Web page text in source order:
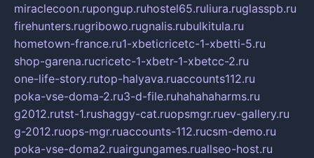
miraclecoon.rupongup.ruhostel65.ruliura.ruglasspb.ru
firehunters.rugribowo.rugnalis.rubulkitula.ru
hometown-france.ru1-xbeticricetc-1-xbetti-5.ru
shop-garena.rucricetc-1-xbetr-1-xbetcc-2.ru
one-life-story.rutop-halyava.ruaccounts112.ru
poka-vse-doma-2.ru3-d-file.ruhahahaharms.ru
g2012.rutst-1.rushaggy-cat.ruopsmgr.ruev-gallery.ru
g-2012.ruops-mgr.ruaccounts-112.rucsm-demo.ru
poka-vse-doma2.ruairgungames.ruallseo-host.ru